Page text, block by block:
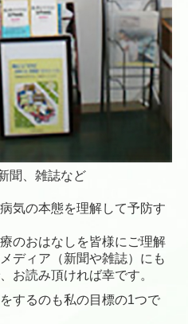
聞、雑誌など
気の本態を理解して予防す
のおはなしを皆様にご理解
ディア（新聞や雑誌）にも
お読み頂ければ幸です。
するのも私の目標の1つで